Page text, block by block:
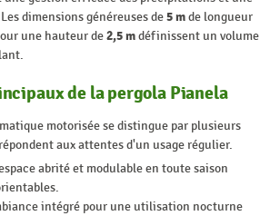
dimensions généreuses de5 mde longueur
une hauteur de2,5 mdéfinissent un volume
de la pergola Pianela
motorisée se distingue par plusieurs
aux attentes d'un usage régulier.
abrité et modulable en toute saison
intégré pour une utilisation nocturne